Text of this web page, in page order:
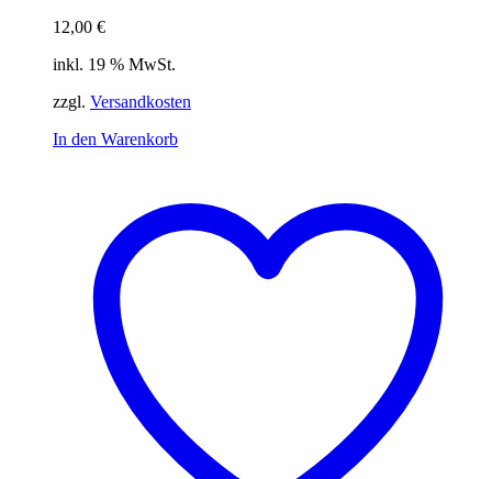
12,00 €
inkl. 19 % MwSt.
zzgl. Versandkosten
In den Warenkorb